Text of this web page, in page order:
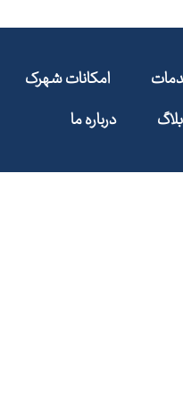
امکانات شهرک
بلاگ
درباره ما